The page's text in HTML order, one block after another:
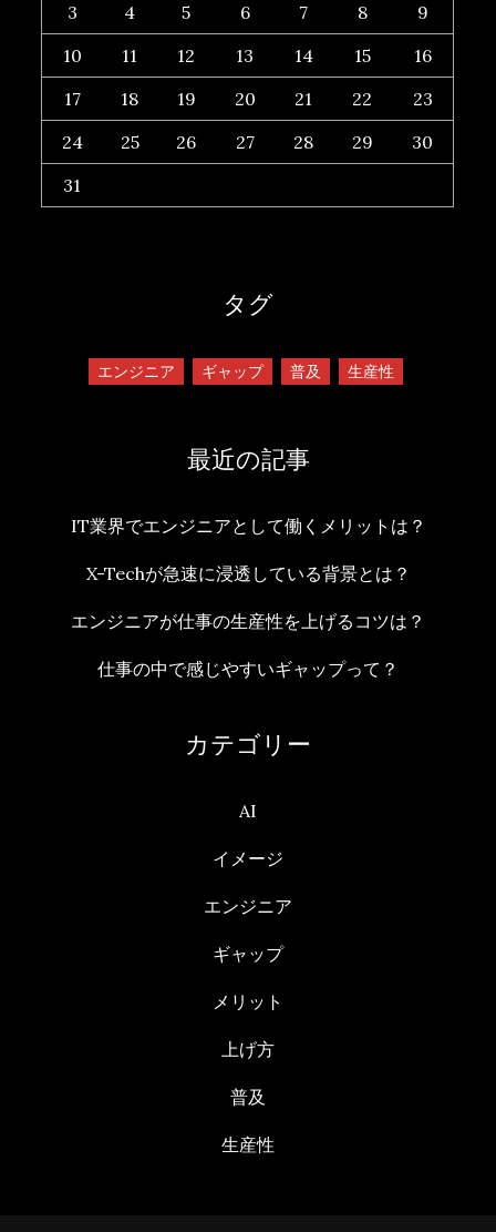
3
4 5 6 7 8
9
10
11 12 13 14 15
16
17
18 19 20 21 22
23
24
25 26 27 28 29
30
31
タグ
エンジニア ギャップ 普及 生産性
最近の記事
IT業界でエンジニアとして働くメリットは？
X-Techが急速に浸透している背景とは？
エンジニアが仕事の生産性を上げるコツは？
仕事の中で感じやすいギャップって？
カテゴリー
AI
イメージ
エンジニア
ギャップ
メリット
上げ方
普及
生産性